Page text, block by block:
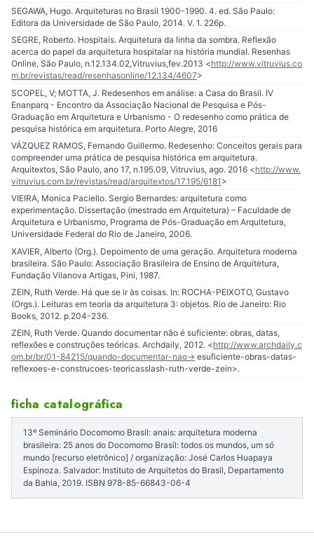
SEGAWA, Hugo. Arquiteturas no Brasil 1900-1990. 4. ed. São Paulo:
Editora da Universidade de São Paulo, 2014. V. 1. 226p.
SEGRE, Roberto. Hospitais. Arquitetura da linha da sombra. Reflexão
acerca do papel da arquitetura hospitalar na história mundial. Resenhas
Online, São Paulo, n.12.134.02,Vitruvius,fev.2013 <http://www.vitruvius.co
m.br/revistas/read/resenhasonline/12.134/4607>
SCOPEL, V; MOTTA, J. Redesenhos em análise: a Casa do Brasil. IV
Enanparq - Encontro da Associação Nacional de Pesquisa e Pós-
Graduação em Arquitetura e Urbanismo - O redesenho como prática de
pesquisa histórica em arquitetura. Porto Alegre, 2016
VÁZQUEZ RAMOS, Fernando Guillermo. Redesenho: Conceitos gerais para
compreender uma prática de pesquisa histórica em arquitetura.
Arquitextos, São Paulo, ano 17, n.195.09, Vitruvius, ago. 2016 <http://www.
vitruvius.com.br/revistas/read/arquitextos/17.195/6181 >
VIEIRA, Monica Paciello. Sergio Bernardes: arquitetura como
experimentação. Dissertação (mestrado em Arquitetura) – Faculdade de
Arquitetura e Urbanismo, Programa de Pós-Graduação em Arquitetura,
Universidade Federal do Rio de Janeiro, 2006.
XAVIER, Alberto (Org.). Depoimento de uma geração. Arquitetura moderna
brasileira. São Paulo: Associação Brasileira de Ensino de Arquitetura,
Fundação Vilanova Artigas, Pini, 1987.
ZEIN, Ruth Verde. Há que se ir às coisas. In: ROCHA-PEIXOTO, Gustavo
(Orgs.). Leituras em teoria da arquitetura 3: objetos. Rio de Janeiro: Rio
Books, 2012. p.204-236.
ZEIN, Ruth Verde. Quando documentar não é suficiente: obras, datas,
reflexões e construções teóricas. Archdaily, 2012. <http://www.archdaily.c
om.br/br/01-84215/quando-documentar-nao- > esuficiente-obras-datas-
reflexoes-e-construcoes-teoricasslash-ruth-verde-zein>.
ficha catalográfica
13º Seminário Docomomo Brasil: anais: arquitetura moderna
brasileira: 25 anos do Docomomo Brasil: todos os mundos, um só
mundo [recurso eletrônico] / organização: José Carlos Huapaya
Espinoza. Salvador: Instituto de Arquitetos do Brasil, Departamento
da Bahia, 2019. ISBN 978-85-66843-06-4